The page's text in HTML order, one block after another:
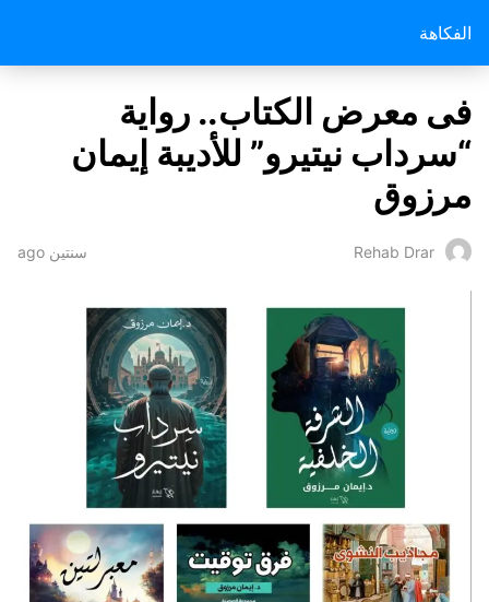
الفكاهة
فى معرض الكتاب.. رواية
“سرداب نيتيرو” للأديبة إيمان
مرزوق
Rehab Drar سنتين ago